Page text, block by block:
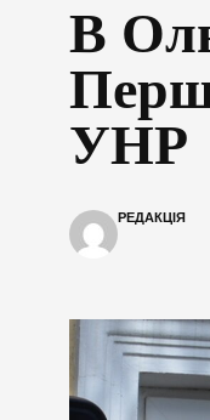
В
УНР
РЕДАКЦІЯ